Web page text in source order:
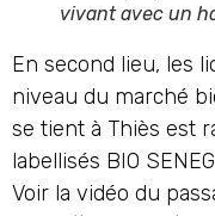
vivant avec un
En second lieu, les
niveau du marché
se tient à Thiès est
labellisés BIO
Voir la vidéo du